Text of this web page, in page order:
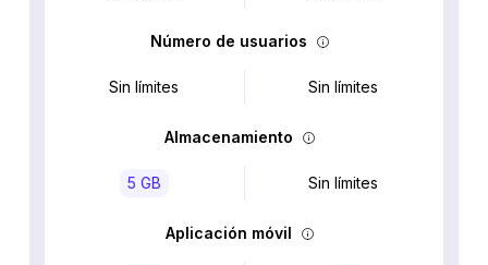
Número de usuarios
Sin límites Sin límites
Almacenamiento
5 GB Sin límites
Aplicación móvil